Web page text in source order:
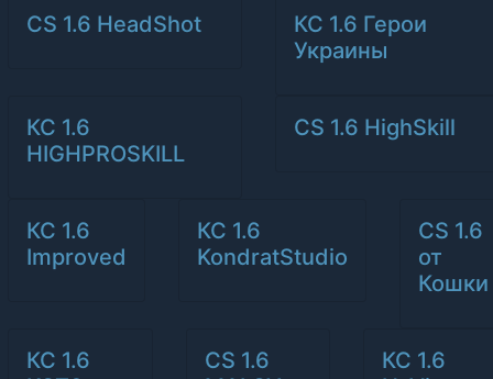
CS 1.6 HeadShot
КС 1.6 Герои
Украины
КС 1.6
HIGHPROSKILL
CS 1.6 HighSkill
КС 1.6
Improved
КС 1.6
KondratStudio
CS 1.6
от
Кошки
КС 1.6
CS 1.6
КС 1.6